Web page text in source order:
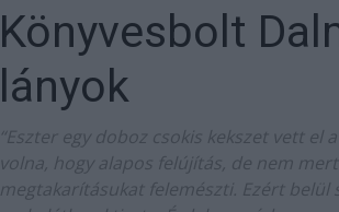
Könyvesbolt
lányok
“Eszter egy doboz csokis kekszet vett el
volna, hogy alapos felújítás, de nem
megtakarításukat felemészti. Ezért belül